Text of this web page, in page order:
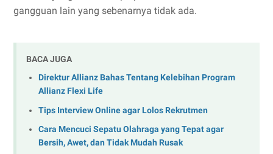
gangguan lain yang sebenarnya tidak ada.
BACA JUGA
Direktur Allianz Bahas Tentang Kelebihan Program
Allianz Flexi Life
Tips Interview Online agar Lolos Rekrutmen
Cara Mencuci Sepatu Olahraga yang Tepat agar
Bersih, Awet, dan Tidak Mudah Rusak